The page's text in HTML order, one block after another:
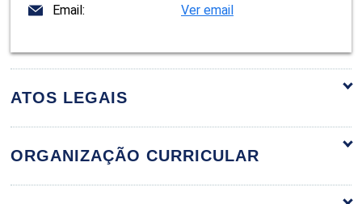
Email: Ver email
ATOS LEGAIS
ORGANIZAÇÃO CURRICULAR